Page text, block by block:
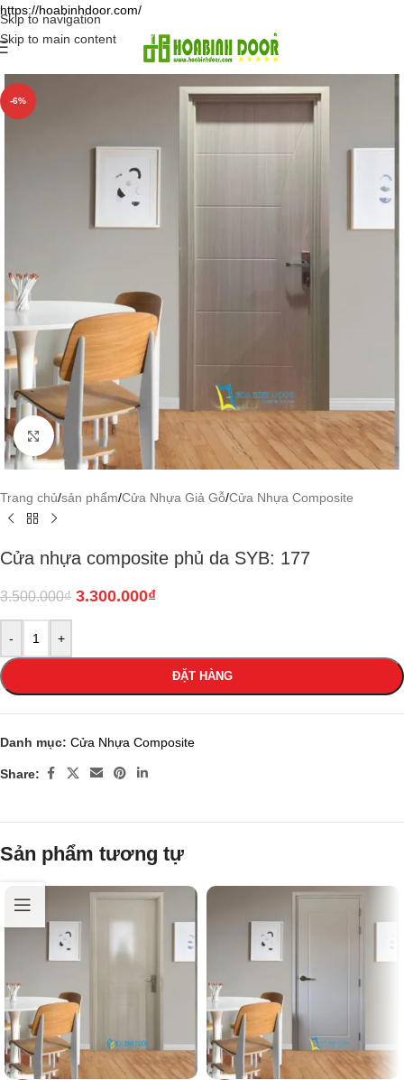
https://hoabinhdoor.com/
Skip to navigation
Skip to main content
-6%
Click to enlarge
Trang chủ/sản phẩm/Cửa Nhựa Giả Gỗ/Cửa Nhựa Composite
Cửa nhựa composite phủ da SYB: 177
3.500.000₫ 3.300.000₫
- +
ĐẶT HÀNG
Danh mục: Cửa Nhựa Composite
Share:
Sản phẩm tương tự